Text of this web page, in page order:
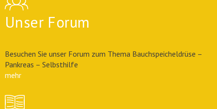
Unser Forum
Besuchen Sie unser Forum zum Thema Bauchspeicheldrüse –
Pankreas – Selbsthilfe
mehr